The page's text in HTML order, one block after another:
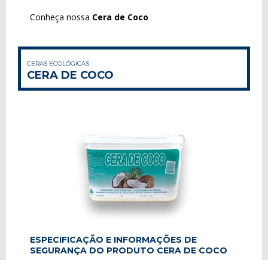
Conheça nossa Cera de Coco
CERAS ECOLÓGICAS
CERA DE COCO
ESPECIFICAÇÃO E INFORMAÇÕES DE
SEGURANÇA DO PRODUTO CERA DE COCO